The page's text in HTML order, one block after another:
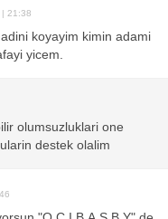
| 21:38
koyayim kimin adami
yicem.
olumsuzluklari one
destek olalim